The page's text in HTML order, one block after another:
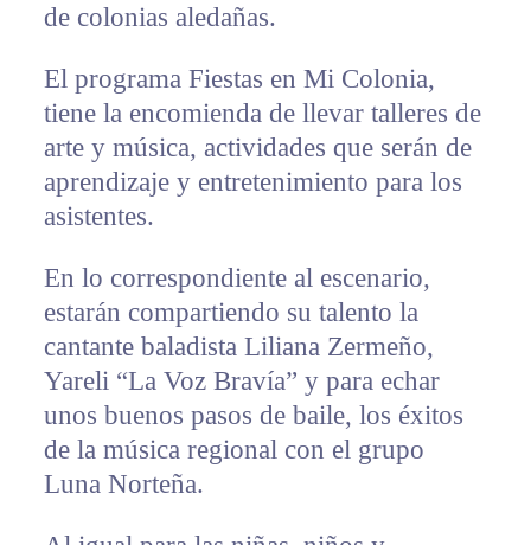
de colonias aledañas.
El programa Fiestas en Mi Colonia,
tiene la encomienda de llevar talleres de
arte y música, actividades que serán de
aprendizaje y entretenimiento para los
asistentes.
En lo correspondiente al escenario,
estarán compartiendo su talento la
cantante baladista Liliana Zermeño,
Yareli “La Voz Bravía” y para echar
unos buenos pasos de baile, los éxitos
de la música regional con el grupo
Luna Norteña.